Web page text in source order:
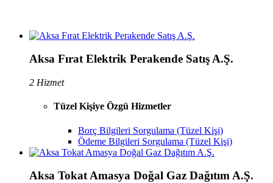
Aksa Fırat Elektrik Perakende Satış A.Ş.
2 Hizmet
Tüzel Kişiye Özgü Hizmetler
Borç Bilgileri Sorgulama (Tüzel Kişi)
Ödeme Bilgileri Sorgulama (Tüzel Kişi)
Aksa Tokat Amasya Doğal Gaz Dağıtım A.Ş.